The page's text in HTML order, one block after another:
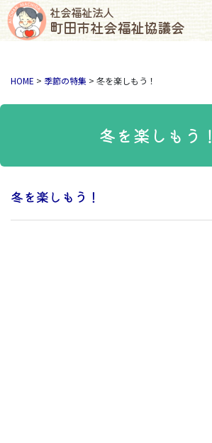
社会福祉法人
町田市社会福祉協議会
コンテンツへスキップ
メインナビゲーション
HOME > 季節の特集 > 冬を楽しもう！
冬を楽しもう！
冬を楽しもう！